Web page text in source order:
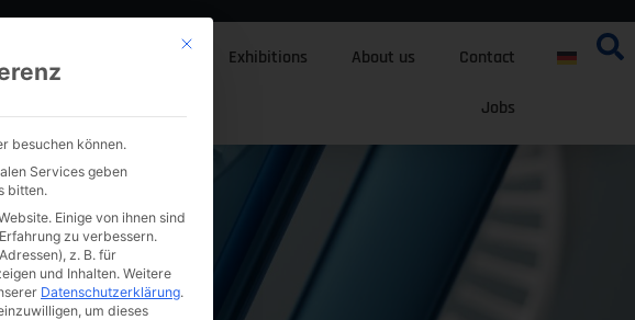
Exhibitions About us Contact
Jobs
Mit diesem Button wird der Dialog geschlossen. Seine Funktionalität ist
besuchen können.
Services geben
bitten.
Einige von ihnen sind
zu verbessern.
z. B. für
und Inhalten. Weitere
Datenschutzerklärung.
um dieses